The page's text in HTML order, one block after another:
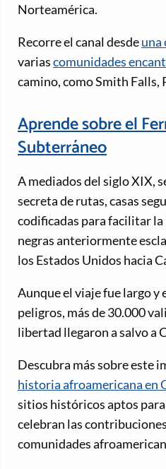
Norteamérica.
Recorre el canal desdeuna
variascomunidades
camino, como Smith
Aprende sobre el
Subterráneo
A mediados del siglo XIX,
secreta de rutas, casas
codificadas para facilitar la
negras anteriormente
los Estados Unidos hacia
Aunque el viaje fue largo y
peligros, más de 30.000
libertad llegaron a salvo a
Descubra más sobre este
historia afroamericana en
sitios históricos aptos
celebran las
comunidades